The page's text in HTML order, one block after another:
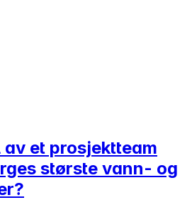
et prosjektteam
største vann- og